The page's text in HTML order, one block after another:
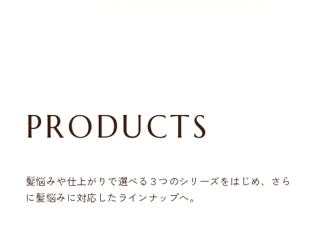
PRODUCTS
髪悩みや仕上がりで選べる３つのシリーズをはじめ、 さら
に髪悩みに対応したラインナップへ。